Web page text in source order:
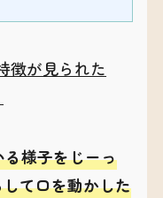
徴が見られた
様子をじーっ
て口を動かした